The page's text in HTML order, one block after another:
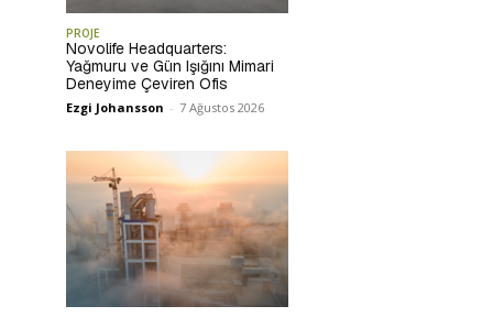
PROJE
Novolife Headquarters:
Yağmuru ve Gün Işığını Mimari
Deneyime Çeviren Ofis
Ezgi Johansson - 7 Ağustos 2026